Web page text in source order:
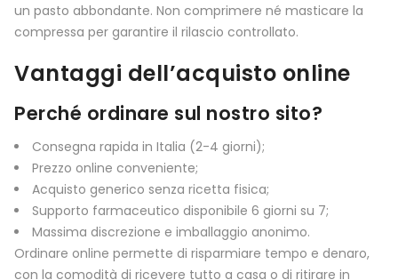
un pasto abbondante. Non comprimere né masticare la
compressa per garantire il rilascio controllato.
Vantaggi dell’acquisto online
Perché ordinare sul nostro sito?
Consegna rapida in Italia (2-4 giorni);
Prezzo online conveniente;
Acquisto generico senza ricetta fisica;
Supporto farmaceutico disponibile 6 giorni su 7;
Massima discrezione e imballaggio anonimo.
Ordinare online permette di risparmiare tempo e denaro,
con la comodità di ricevere tutto a casa o di ritirare in